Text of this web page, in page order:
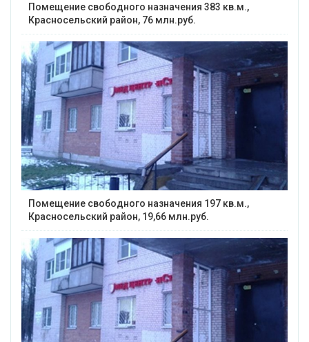
Помещение свободного назначения 383 кв.м.,
Красносельский район, 76 млн.руб.
Помещение свободного назначения 197 кв.м.,
Красносельский район, 19,66 млн.руб.